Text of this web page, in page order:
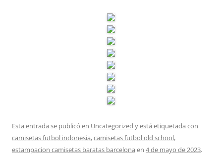
Esta entrada se publicó en Uncategorized y está etiquetada con
camisetas futbol indonesia,camisetas futbol old school,
estampacion camisetas baratas barcelona en 4 de mayo de 2023.